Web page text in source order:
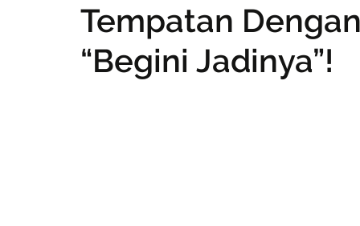
Tempatan
“Begini Jadinya”!